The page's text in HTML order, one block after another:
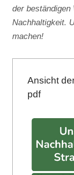
der
Nachhaltigkeit.
machen!
Ansicht
pdf